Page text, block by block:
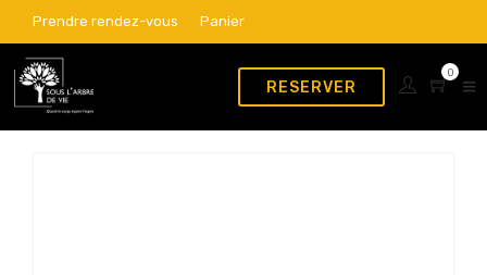
Prendre rendez-vous Panier
RESERVER
0